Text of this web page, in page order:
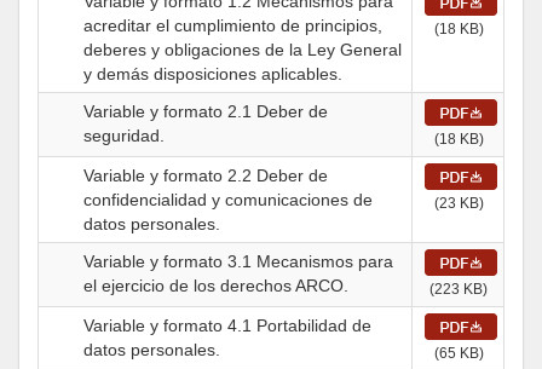
acreditar el cumplimiento de principios,
deberes y obligaciones de la Ley General
y demás disposiciones aplicables.
(18 KB)
Variable y formato 2.1 Deber de
seguridad.
(18 KB)
Variable y formato 2.2 Deber de
confidencialidad y comunicaciones de
datos personales.
(23 KB)
Variable y formato 3.1 Mecanismos para
el ejercicio de los derechos ARCO.
(223 KB)
Variable y formato 4.1 Portabilidad de
datos personales.
(65 KB)